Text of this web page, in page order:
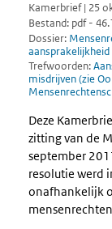
Kamerbrief | 25
Bestand: pdf -
Dossier:
aansprakelijkheid
Trefwoorden:
misdrijven (zie
Deze
zitting van de
september
resolutie werd
onafhankelijk